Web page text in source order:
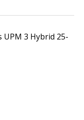
UPM 3 Hybrid 25-